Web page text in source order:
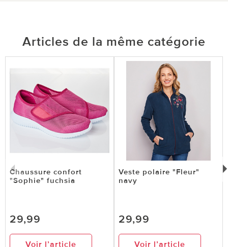
Articles de la même catégorie
Chaussure confort
"Sophie" fuchsia
29,99
Voir l’article
Veste polaire "Fleur"
navy
29,99
Voir l’article